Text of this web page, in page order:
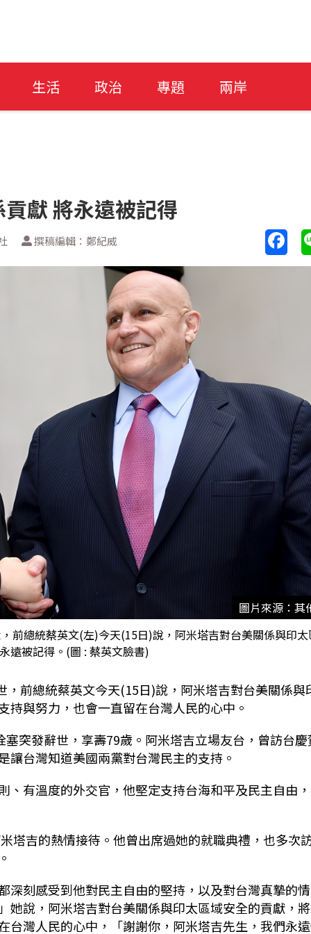
生活 政治 專題 兩岸
獻 將永遠被記得
撰稿編輯：鄭紀威
圖片來源：其
前總統蔡英文(左)今天(15日)說，阿米塔吉對台美關係與印太
遠被記得。(圖 : 蔡英文臉書)
前總統蔡英文今天(15日)說，阿米塔吉對台美關係與
與努力，也會一直留在台灣人民的心中。
突發辭世，享壽79歲。阿米塔吉立場友台，曾訪台慶
台灣知道美國兩黨對台灣民主的支持。
、有溫度的外交官，他堅定支持台海和平及民主自由
塔吉的熱情接待。他曾出席過她的就職典禮，也多次
深刻感受到他對民主自由的堅持，以及對台灣真摯的情
她說，阿米塔吉對台美關係與印太區域安全的貢獻，
台灣人民的心中，「謝謝你，阿米塔吉先生，我們永